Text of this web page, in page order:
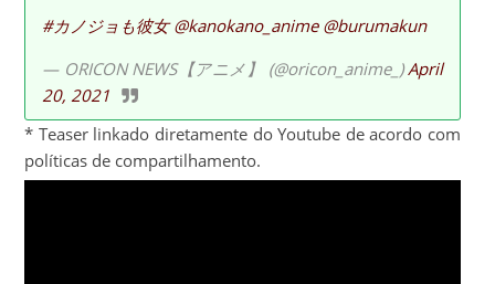
#カノジョも彼女 @kanokano_anime @burumakun
— ORICON NEWS【アニメ】 (@oricon_anime_)April
20, 2021
* Teaser linkado diretamente do Youtube de acordo com
políticas de compartilhamento.